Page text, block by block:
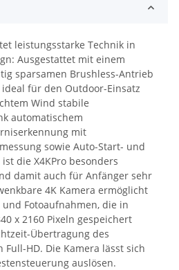
leistungsstarke Technik in
Ausgestattet mit einem
sparsamen Brushless-Antrieb
für den Outdoor-Einsatz
Wind stabile
automatischem
mit
sowie Auto-Start- und
die X4KPro besonders
damit auch für Anfänger sehr
4K Kamera ermöglicht
Fotoaufnahmen, die in
x 2160 Pixeln gespeichert
Übertragung des
HD. Die Kamera lässt sich
auslösen.